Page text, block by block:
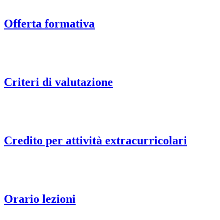
Offerta formativa
Criteri di valutazione
Credito per attività extracurricolari
Orario lezioni